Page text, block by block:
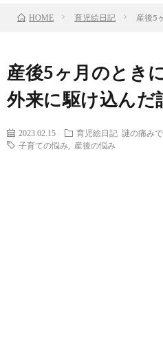
HOME 育児絵日記 産後5
産後5ヶ月のとき
外来に駆け込んだ
2023.02.15 育児絵日記 謎の痛み
子育ての悩み
産後の悩み